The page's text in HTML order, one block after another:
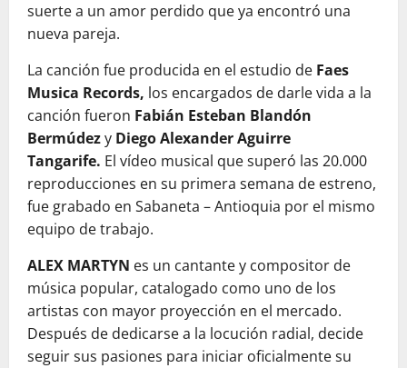
suerte a un amor perdido que ya encontró una
nueva pareja.
La canción fue producida en el estudio de Faes
Musica Records, los encargados de darle vida a la
canción fueron Fabián Esteban Blandón
Bermúdezy Diego Alexander Aguirre
Tangarife. El vídeo musical que superó las 20.000
reproducciones en su primera semana de estreno,
fue grabado en Sabaneta – Antioquia por el mismo
equipo de trabajo.
ALEX MARTYN es un cantante y compositor de
música popular, catalogado como uno de los
artistas con mayor proyección en el mercado.
Después de dedicarse a la locución radial, decide
seguir sus pasiones para iniciar oficialmente su